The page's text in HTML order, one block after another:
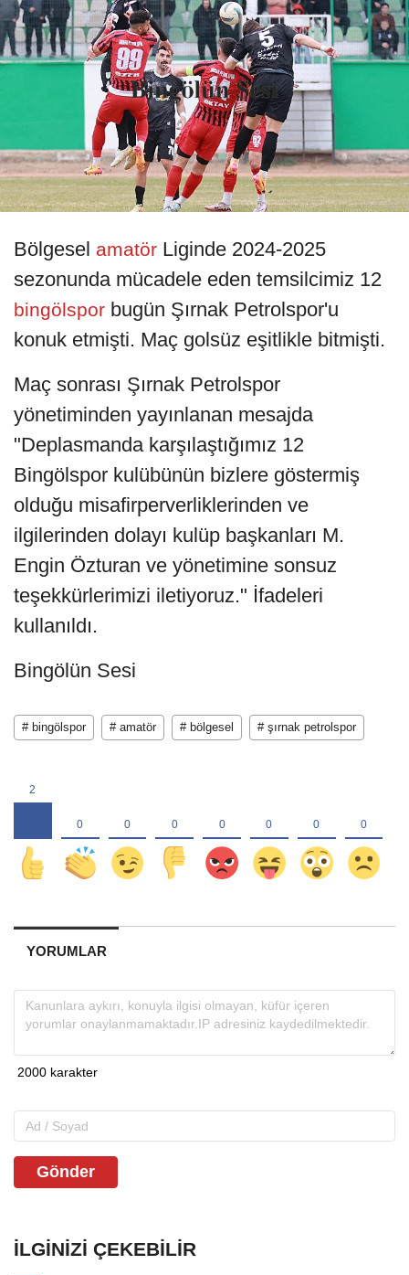
Bölgesel amatör Liginde 2024-2025
sezonunda mücadele eden temsilcimiz 12
bingölspor bugün Şırnak Petrolspor'u
konuk etmişti. Maç golsüz eşitlikle bitmişti.
Maç sonrası Şırnak Petrolspor
yönetiminden yayınlanan mesajda
"Deplasmanda karşılaştığımız 12
Bingölspor kulübünün bizlere göstermiş
olduğu misafirperverliklerinden ve
ilgilerinden dolayı kulüp başkanları M.
Engin Özturan ve yönetimine sonsuz
teşekkürlerimizi iletiyoruz." İfadeleri
kullanıldı.
Bingölün Sesi
# bingölspor # amatör # bölgesel # şırnak petrolspor
YORUMLAR
Gönder
İLGINIZI ÇEKEBILIR